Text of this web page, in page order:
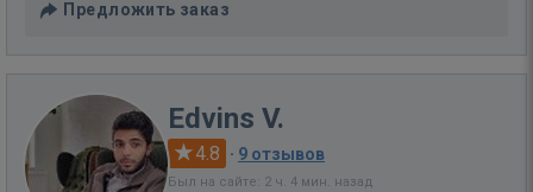
Предложить заказ
Edvins V.
4.8 · 9 отзывов
Был на сайте: 2 ч. 4 мин. назад